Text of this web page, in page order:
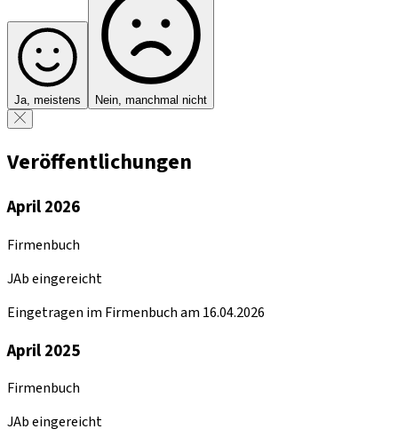
Ja, meistens Nein, manchmal nicht
Veröffentlichungen
April 2026
Firmenbuch
JAb eingereicht
Eingetragen im Firmenbuch am 16.04.2026
April 2025
Firmenbuch
JAb eingereicht